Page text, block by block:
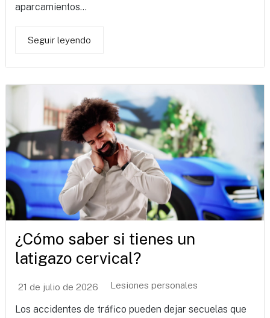
aparcamientos...
Seguir leyendo
¿Cómo saber si tienes un
latigazo cervical?
21 de julio de 2026 Lesiones personales
Los accidentes de tráfico pueden dejar secuelas que